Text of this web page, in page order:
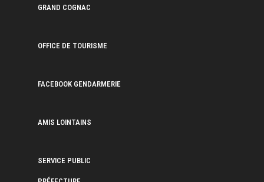
GRAND COGNAC
OFFICE DE TOURISME
FACEBOOK GENDARMERIE
AMIS LOINTAINS
SERVICE PUBLIC